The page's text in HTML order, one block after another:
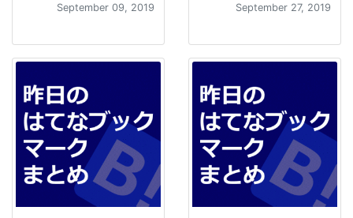
September 09, 2019 September 27, 2019